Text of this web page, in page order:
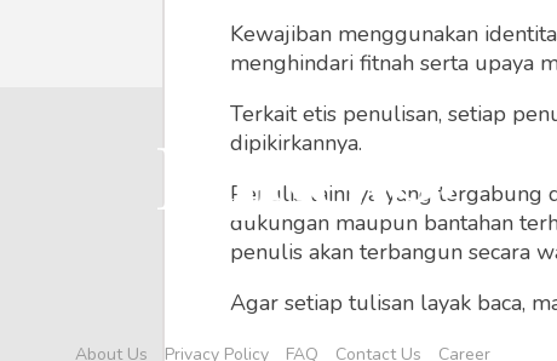
Kewajiban menggunakan
menghindari fitnah serta upaya
Terkait etis penulisan, setiap
dipikirkannya.
Penulis lainnya yang tergabung
dukungan maupun bantahan
penulis akan terbangun secara
Agar setiap tulisan layak baca,
About Us Privacy Policy FAQ Contact Us Career